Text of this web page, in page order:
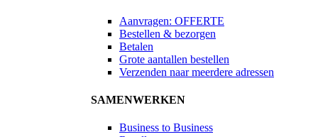
Aanvragen: OFFERTE
Bestellen & bezorgen
Betalen
Grote aantallen bestellen
Verzenden naar meerdere adressen
SAMENWERKEN
Business to Business